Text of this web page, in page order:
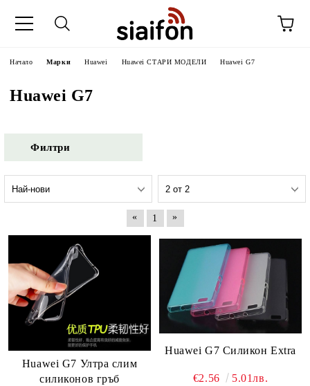
Начало Марки Huawei Huawei СТАРИ МОДЕЛИ Huawei G7
Huawei G7
Филтри
« 1 »
Huawei G7 Ултра слим
силиконов гръб
Huawei G7 Силикон Extra
€2.56 5.01лв.